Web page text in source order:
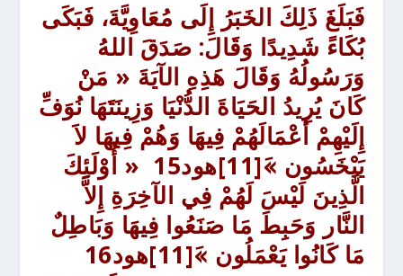
فَبَلَغَ ذَلِكَ الخَبَرُ إِلَى مُعَاوِيَّةَ، فَبَكَى
بُكَاءً شَدِيدًا وَقَالَ: صَدَقَ اللهُ
وَرَسُولُهُ وَقَالَ هَذِهِ الآيَةَ « مَنْ
كَانَ يُرِيدُ الحَيَاةَ الدُّنْيَا وَزِينَتَهَا نُوَفِّ
إِلَيْهِمْ أَعْمَالَهُمْ فِيهَا وَهُمْ فِيهَا لاَ
يَبْخَسُون »َ[11]هود15
« أُوْلَئِكَ
الَّذِينَ لَيْسَ لَهُمْ فِي الآخِرَةِ إِلاَّ
النَّار وَحَبِطَ مَا صَنَعُوا فِيهَا وَبَاطِلٌ
مَا كَانُوا يَعْمَلُون »َ[11]هود16